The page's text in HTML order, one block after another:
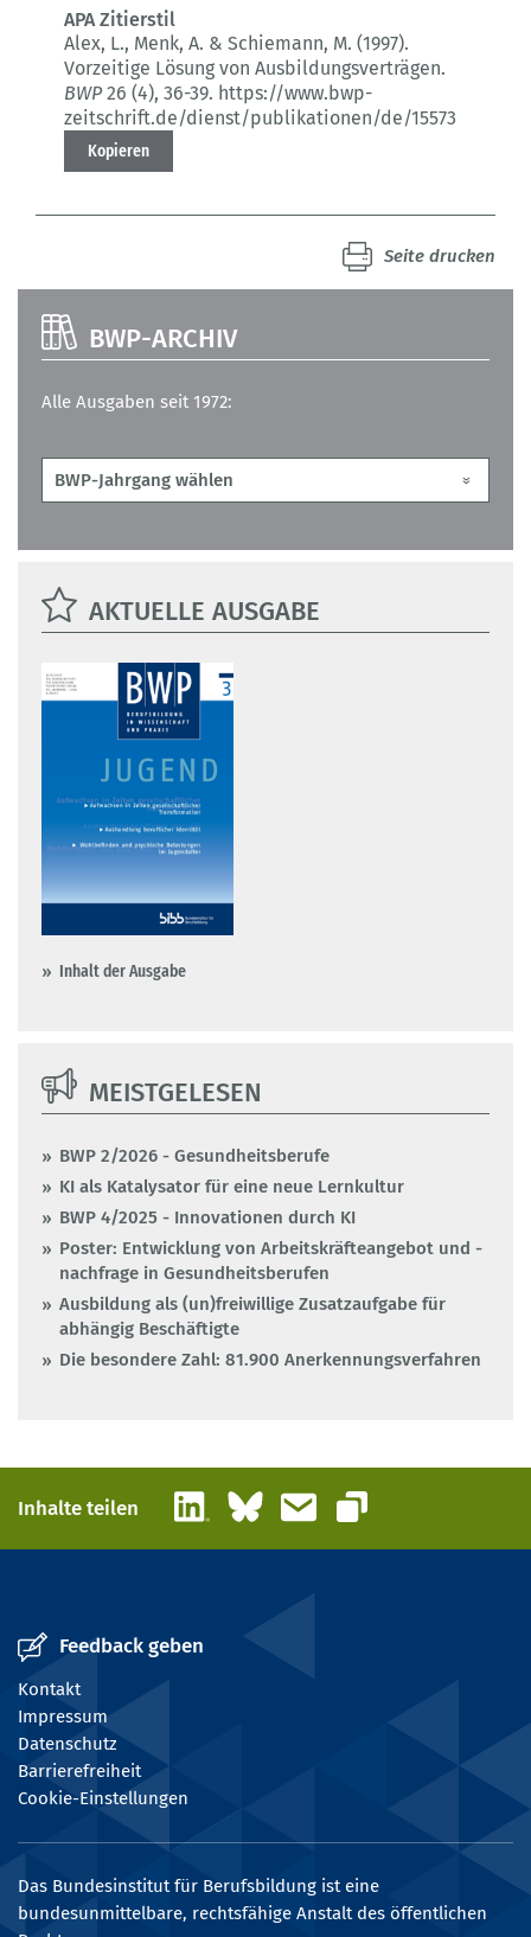
APA Zitierstil
Alex, L., Menk, A. & Schiemann, M. (1997).
Vorzeitige Lösung von Ausbildungsverträgen.
BWP26 (4), 36-39. https://www.bwp-
zeitschrift.de/dienst/publikationen/de/15573
Kopieren
Seite drucken
BWP-ARCHIV
Alle Ausgaben seit 1972:
AKTUELLE AUSGABE
Inhalt der Ausgabe
MEISTGELESEN
BWP 2/2026 - Gesundheitsberufe
KI als Katalysator für eine neue Lernkultur
BWP 4/2025 - Innovationen durch KI
Poster: Entwicklung von Arbeitskräfteangebot und -
nachfrage in Gesundheitsberufen
Ausbildung als (un)freiwillige Zusatzaufgabe für
abhängig Beschäftigte
Die besondere Zahl: 81.900 Anerkennungsverfahren
Inhalte teilen LinkedInBlueskyE-Mail
Link kopieren
Feedback geben
Kontakt
Impressum
Datenschutz
Barrierefreiheit
Cookie-Einstellungen
Das Bundesinstitut für Berufsbildung ist eine
bundesunmittelbare, rechtsfähige Anstalt des öffentlichen